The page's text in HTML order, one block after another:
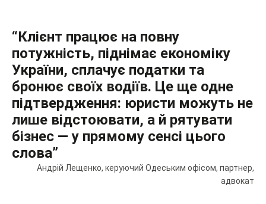
“Клієнт працює на повну
потужність, піднімає економіку
України, сплачує податки та
бронює своїх водіїв. Це ще одне
підтвердження: юристи можуть не
лише відстоювати, а й рятувати
бізнес — у прямому сенсі цього
слова”
Андрій Лещенко, керуючий Одеським офісом, партнер,
адвокат